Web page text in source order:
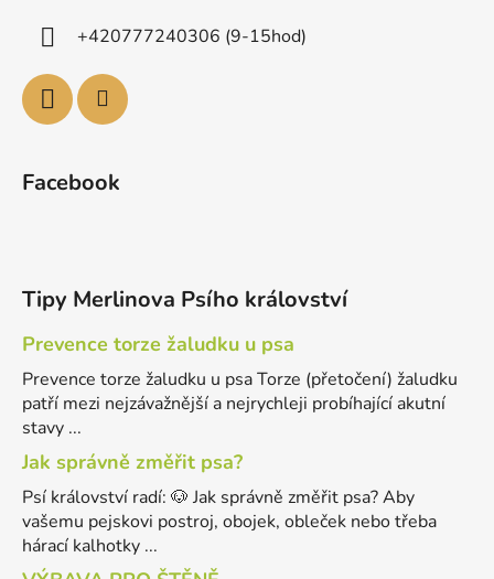
+420777240306 (9-15hod)
Facebook
Tipy Merlinova Psího království
Prevence torze žaludku u psa
Prevence torze žaludku u psa Torze (přetočení) žaludku
patří mezi nejzávažnější a nejrychleji probíhající akutní
stavy ...
Jak správně změřit psa?
Psí království radí: 🐶 Jak správně změřit psa? Aby
vašemu pejskovi postroj, obojek, obleček nebo třeba
hárací kalhotky ...